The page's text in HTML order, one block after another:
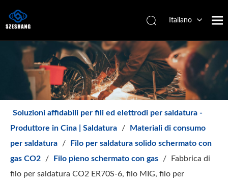
Italiano
简体中文
English
Soluzioni affidabili per fili ed elettrodi per saldatura -
Produttore in Cina | Saldatura
/
Materiali di consumo
per saldatura
/
Filo per saldatura solido schermato con
gas CO2
/ Filo pieno schermato con gas /
Fabbrica di
filo per saldatura CO2 ER70S-6, filo MIG, filo per